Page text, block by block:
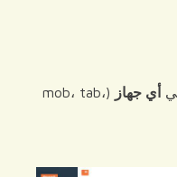
أي جهاز
(mob، tab،